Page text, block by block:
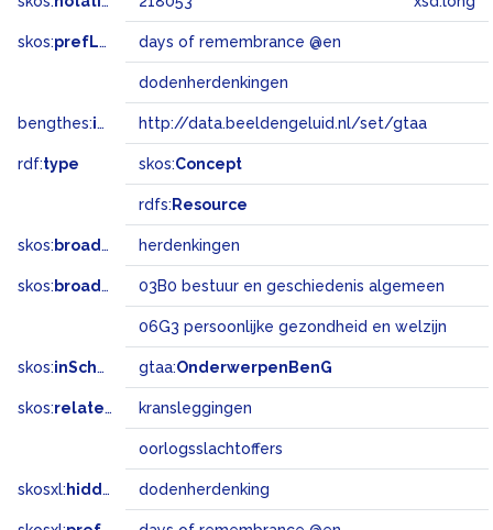
skos:prefLabel days of remembrance @en
dodenherdenkingen
bengthes:inSet http://data.beeldengeluid.nl/set/gtaa
rdf:type skos:Concept
rdfs: Resource
skos: broader herdenkingen
skos: broadMatch 03B0 bestuur en geschiedenis algemeen
06G3 persoonlijke gezondheid en welzijn
skos:inScheme gtaa:OnderwerpenBenG
skos:related kransleggingen
oorlogsslachtoffers
skosxl: hiddenLabel dodenherdenking